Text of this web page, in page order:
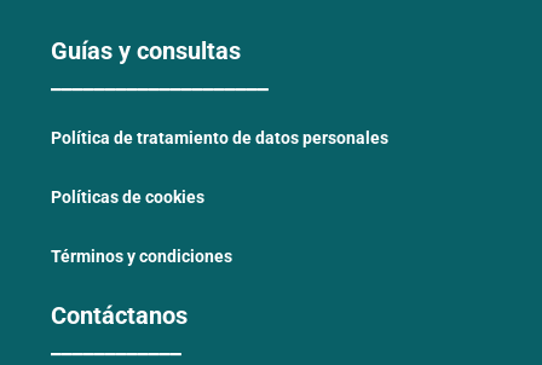
Guías y consultas
Política de tratamiento de datos personales
Políticas de cookies
Términos y condiciones
Contáctanos